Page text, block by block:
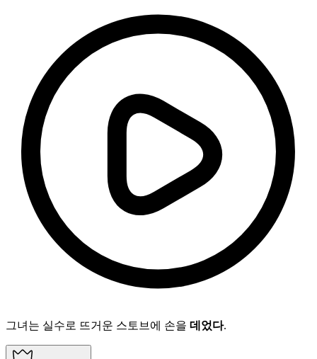
그녀는 실수로 뜨거운 스토브에 손을 데었다.